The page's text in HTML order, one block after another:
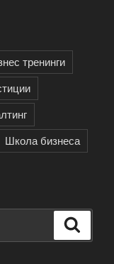
тренинги
Школа бизнеса